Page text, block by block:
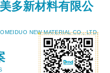
多新材料有限公
NEW MATERIAL CO., LTD.